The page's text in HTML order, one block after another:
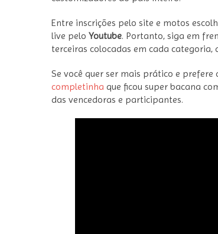
Entre inscrições pelo site e motos
live pelo Youtube. Portanto, siga em
terceiras colocadas em cada
Se você quer ser mais prático e
completinha que ficou super bacana
das vencedoras e participantes.